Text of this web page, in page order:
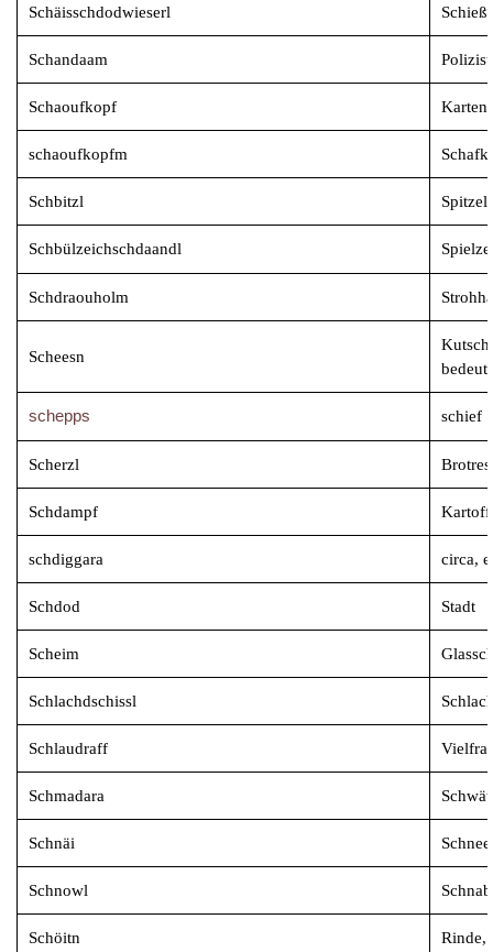
Schäisschdodwieserl
Schandaam Polizist
Schaoufkopf
schaoufkopfm
Schbitzl
Schbülzeichschdaandl
Schdraouholm
Scheesn
schepps schief
Scherzl
Schdampf
schdiggara circa,
Schdod Stadt
Scheim
Schlachdschissl
Schlaudraff
Schmadara
Schnäi Schnee
Schnowl
Schöitn Rinde,